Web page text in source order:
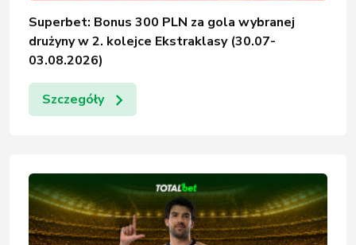
Superbet: Bonus 300 PLN za gola wybranej
drużyny w 2. kolejce Ekstraklasy (30.07-
03.08.2026)
Szczegóły